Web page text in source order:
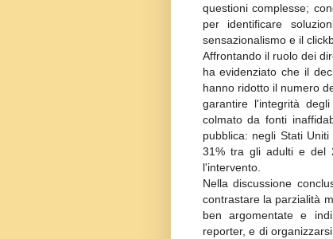
questioni complesse;
per identificare
sensazionalismo e il
Affrontando il ruolo dei
ha evidenziato che il
hanno ridotto il numero
garantire l'integrità
colmato da fonti
pubblica: negli Stati
31% tra gli adulti e del
l'intervento.
Nella discussione
contrastare la parzialità
ben argomentate e
reporter, e di